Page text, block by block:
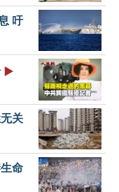
吁
▶️
关
命